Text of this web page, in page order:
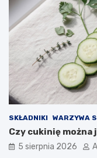
SKŁADNIKI WARZYWA
Czy cukinię
5 sierpnia 2026